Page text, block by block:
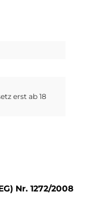
erst ab 18
Nr. 1272/2008